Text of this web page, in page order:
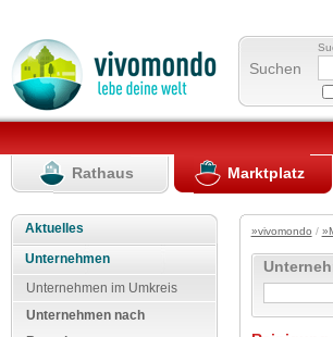
Suchen
Rathaus Marktplatz
Aktuelles
Unternehmen
Unternehmen im Umkreis
Unternehmen nach
»vivomondo /